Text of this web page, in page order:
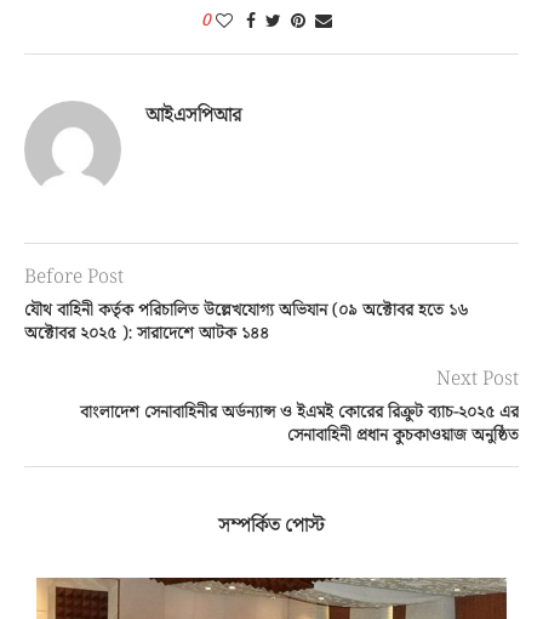
0
আইএসপিআর
Before Post
যৌথ বাহিনী কর্তৃক পরিচালিত উল্লেখযোগ্য অভিযান (০৯ অক্টোবর হতে ১৬
অক্টোবর ২০২৫ ): সারাদেশে আটক ১৪৪
Next Post
বাংলাদেশ সেনাবাহিনীর অর্ডন্যান্স ও ইএমই কোরের রিক্রুট ব্যাচ-২০২৫ এর
সেনাবাহিনী প্রধান কুচকাওয়াজ অনুষ্ঠিত
সম্পর্কিত পোস্ট